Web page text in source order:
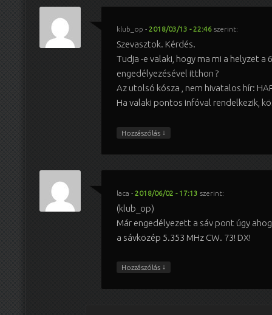
klub_op - 2018/03/13 - 22:46 szerint:
Szevasztok. Kérdés.
Tudja -e valaki, hogy ma mi a helyzet a
engedélyezésével itthon ?
Az utolsó kósza , nem hivatalos hír:
Ha valaki pontos infóval rendelkezik,
Hozzászólás ↓
laca - 2018/06/02 - 17:13 szerint:
(klub_op)
Már engedélyezett a sáv pont úgy
a sávközép 5.353 MHz CW. 73! DX!
Hozzászólás ↓